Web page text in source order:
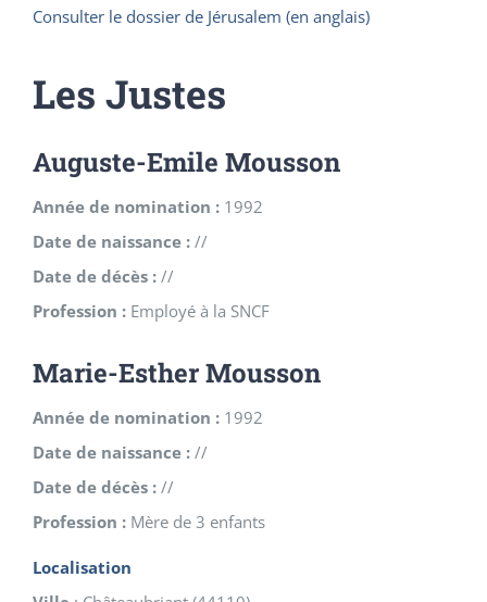
Consulter le dossier de Jérusalem (en anglais)
Les Justes
Auguste-Emile Mousson
Année de nomination : 1992
Date de naissance : //
Date de décès : //
Profession : Employé à la SNCF
Marie-Esther Mousson
Année de nomination : 1992
Date de naissance : //
Date de décès : //
Profession : Mère de 3 enfants
Localisation